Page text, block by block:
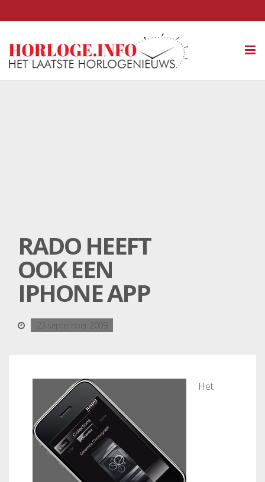
RADO HEEFT
OOK EEN
IPHONE APP
23 september 2009
Het